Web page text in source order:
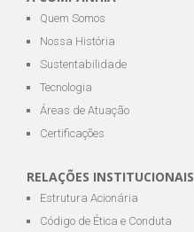
Quem Somos
Nossa História
Sustentabilidade
Tecnologia
Áreas de Atuação
Certificações
RELAÇÕES INSTITUCIONAIS
Estrutura Acionária
Código de Ética e Conduta